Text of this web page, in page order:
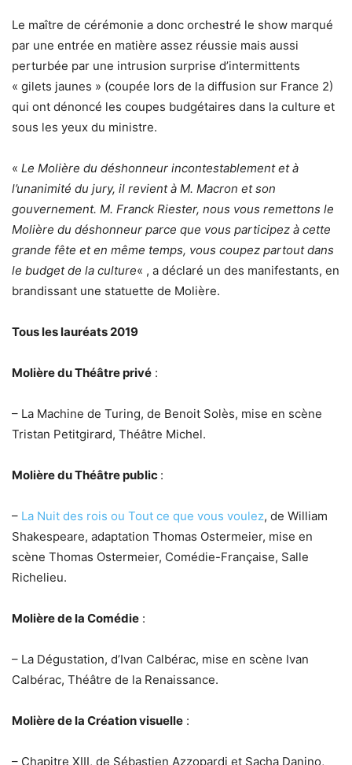
Le maître de cérémonie a donc orchestré le show marqué
par une entrée en matière assez réussie mais aussi
perturbée par une intrusion surprise d’intermittents
« gilets jaunes » (coupée lors de la diffusion sur France 2)
qui ont dénoncé les coupes budgétaires dans la culture et
sous les yeux du ministre.
« Le Molière du déshonneur incontestablement et à
l’unanimité du jury, il revient à M. Macron et son
gouvernement. M. Franck Riester, nous vous remettons le
Molière du déshonneur parce que vous participez à cette
grande fête et en même temps, vous coupez partout dans
le budget de la culture« , a déclaré un des manifestants, en
brandissant une statuette de Molière.
Tous les lauréats 2019
Molière du Théâtre privé :
– La Machine de Turing, de Benoit Solès, mise en scène
Tristan Petitgirard, Théâtre Michel.
Molière du Théâtre public :
– La Nuit des rois ou Tout ce que vous voulez, de William
Shakespeare, adaptation Thomas Ostermeier, mise en
scène Thomas Ostermeier, Comédie-Française, Salle
Richelieu.
Molière de la Comédie :
– La Dégustation, d’Ivan Calbérac, mise en scène Ivan
Calbérac, Théâtre de la Renaissance.
Molière de la Création visuelle :
– Chapitre XIII, de Sébastien Azzopardi et Sacha Danino,